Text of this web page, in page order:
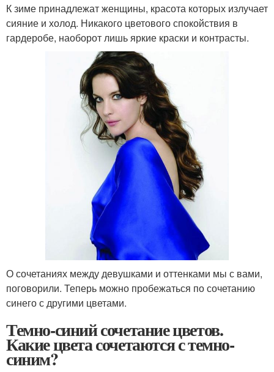
К зиме принадлежат женщины, красота которых излучает
сияние и холод. Никакого цветового спокойствия в
гардеробе, наоборот лишь яркие краски и контрасты.
О сочетаниях между девушками и оттенками мы с вами,
поговорили. Теперь можно пробежаться по сочетанию
синего с другими цветами.
Темно-синий сочетание цветов.
Какие цвета сочетаются с темно-
синим?